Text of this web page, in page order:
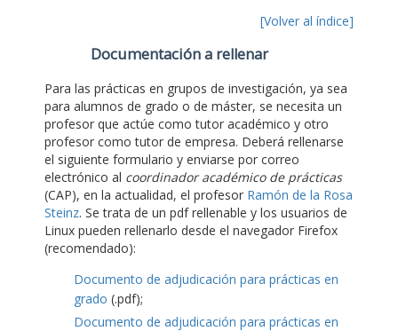
[Volver al índice]
Documentación a rellenar
Para las prácticas en grupos de investigación, ya sea
para alumnos de grado o de máster, se necesita un
profesor que actúe como tutor académico y otro
profesor como tutor de empresa. Deberá rellenarse
el siguiente formulario y enviarse por correo
electrónico al coordinador académico de prácticas
(CAP), en la actualidad, el profesor Ramón de la Rosa
Steinz. Se trata de un pdf rellenable y los usuarios de
Linux pueden rellenarlo desde el navegador Firefox
(recomendado):
Documento de adjudicación para prácticas en
grado (.pdf);
Documento de adjudicación para prácticas en